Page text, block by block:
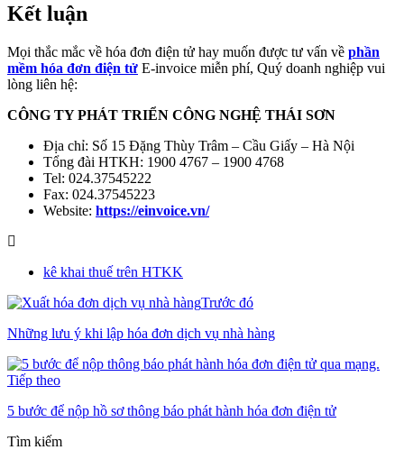
Kết luận
Mọi thắc mắc về hóa đơn điện tử hay muốn được tư vấn về phần
mềm hóa đơn điện tử E-invoice miễn phí, Quý doanh nghiệp vui
lòng liên hệ:
CÔNG TY PHÁT TRIỂN CÔNG NGHỆ THÁI SƠN
Địa chỉ: Số 15 Đặng Thùy Trâm – Cầu Giấy – Hà Nội
Tổng đài HTKH: 1900 4767 – 1900 4768
Tel: 024.37545222
Fax: 024.37545223
Website: https://einvoice.vn/
kê khai thuế trên HTKK
Trước đó
Những lưu ý khi lập hóa đơn dịch vụ nhà hàng
Tiếp theo
5 bước để nộp hồ sơ thông báo phát hành hóa đơn điện tử
Tìm kiếm